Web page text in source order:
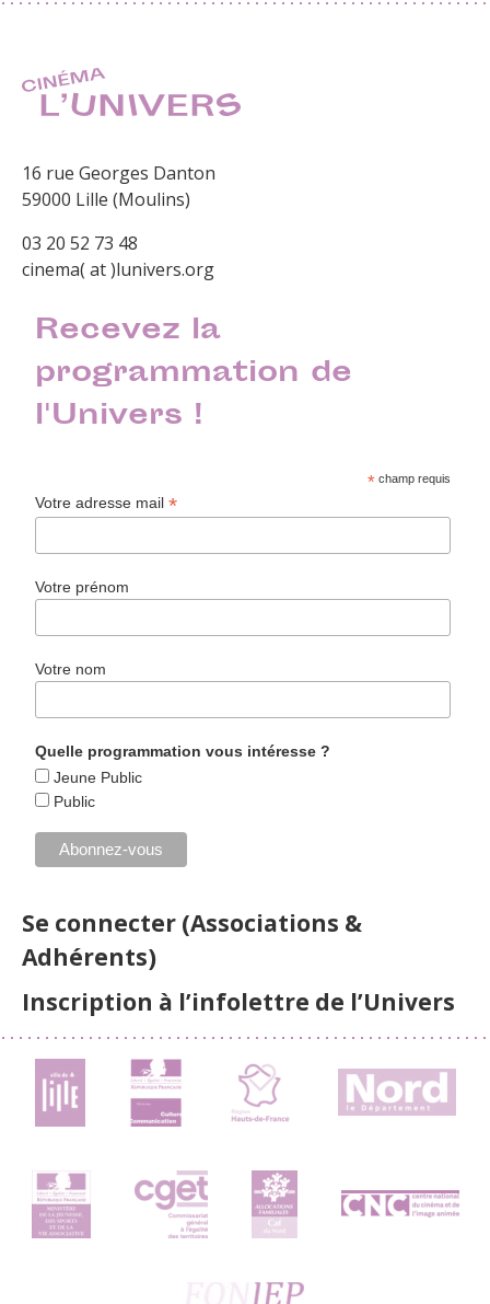
16 rue Georges Danton
59000 Lille (Moulins)
03 20 52 73 48
cinema( at )lunivers.org
Recevez la
programmation de
l'Univers !
* champ requis
Votre adresse mail*
Votre prénom
Votre nom
Quelle programmation vous intéresse ?
Jeune Public
Public
Se connecter (Associations &
Adhérents)
Inscription à l’infolettre de l’Univers